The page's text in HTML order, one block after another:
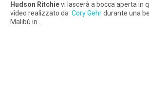
Hudson Ritchievi lascerà a bocca aperta in
video realizzato da Cory Gehrdurante una
Malibù in..